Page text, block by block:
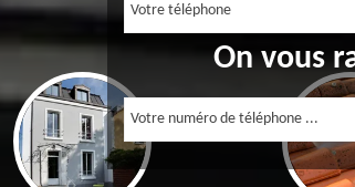
On vous